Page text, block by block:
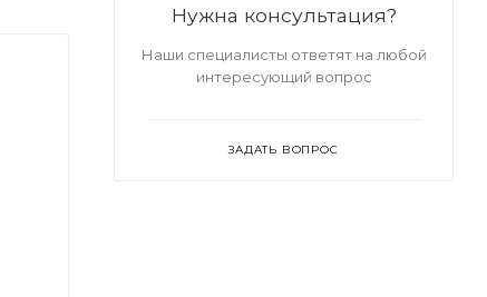
Нужна консультация?
Наши специалисты ответят на любой
интересующий вопрос
ЗАДАТЬ ВОПРОС